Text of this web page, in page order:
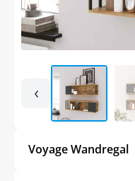
‹
Voyage Wandregal